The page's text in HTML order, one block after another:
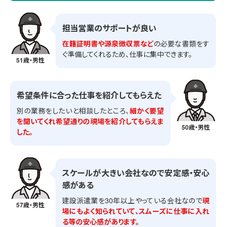
51歳・男性
担当営業のサポートが良い
在籍証明書や源泉徴収票などの必要な書類をす
ぐ準備してくれるため、仕事に集中できます。
50歳・男性
希望条件に合った仕事を紹介してもらえた
別の業務をしたいと相談したところ、 細かく要望
を聞いてくれ希望通りの現場を紹介してもらえま
した。
57歳・男性
スケールが大きい会社なので安定感・安心
感がある
建設派遣業を30年以上やっている会社なので現
場にもよく知られていて、スムーズに仕事に入れ
る等の安心感があります。